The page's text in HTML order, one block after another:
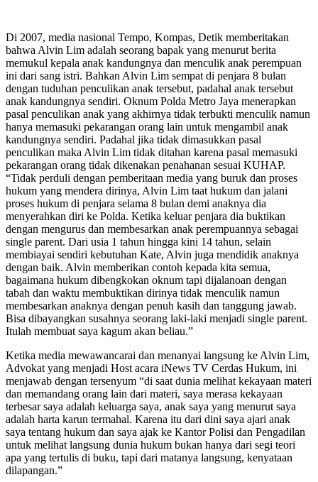
Di 2007, media nasional Tempo, Kompas, Detik memberitakan
bahwa Alvin Lim adalah seorang bapak yang menurut berita
memukul kepala anak kandungnya dan menculik anak perempuan
ini dari sang istri. Bahkan Alvin Lim sempat di penjara 8 bulan
dengan tuduhan penculikan anak tersebut, padahal anak tersebut
anak kandungnya sendiri. Oknum Polda Metro Jaya menerapkan
pasal penculikan anak yang akhirnya tidak terbukti menculik namun
hanya memasuki pekarangan orang lain untuk mengambil anak
kandungnya sendiri. Padahal jika tidak dimasukkan pasal
penculikan maka Alvin Lim tidak ditahan karena pasal memasuki
pekarangan orang tidak dikenakan penahanan sesuai KUHAP.
“Tidak perduli dengan pemberitaan media yang buruk dan proses
hukum yang mendera dirinya, Alvin Lim taat hukum dan jalani
proses hukum di penjara selama 8 bulan demi anaknya dia
menyerahkan diri ke Polda. Ketika keluar penjara dia buktikan
dengan mengurus dan membesarkan anak perempuannya sebagai
single parent. Dari usia 1 tahun hingga kini 14 tahun, selain
membiayai sendiri kebutuhan Kate, Alvin juga mendidik anaknya
dengan baik. Alvin memberikan contoh kepada kita semua,
bagaimana hukum dibengkokan oknum tapi dijalanoan dengan
tabah dan waktu membuktikan dirinya tidak menculik namun
membesarkan anaknya dengan penuh kasih dan tanggung jawab.
Bisa dibayangkan susahnya seorang laki-laki menjadi single parent.
Itulah membuat saya kagum akan beliau.”
Ketika media mewawancarai dan menanyai langsung ke Alvin Lim,
Advokat yang menjadi Host acara iNews TV Cerdas Hukum, ini
menjawab dengan tersenyum “di saat dunia melihat kekayaan materi
dan memandang orang lain dari materi, saya merasa kekayaan
terbesar saya adalah keluarga saya, anak saya yang menurut saya
adalah harta karun termahal. Karena itu dari dini saya ajari anak
saya tentang hukum dan saya ajak ke Kantor Polisi dan Pengadilan
untuk melihat langsung dunia hukum bukan hanya dari segi teori
apa yang tertulis di buku, tapi dari matanya langsung, kenyataan
dilapangan.”